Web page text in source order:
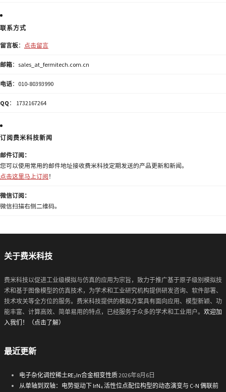
联系方式
留言板： 点击留言
邮箱：sales_at_fermitech.com.cn
电话：010-80393990
QQ ： 1732167264
订阅费米科技新闻
邮件订阅：
您可以使用常用的邮件地址接收费米科技定期发送的产品更新和新闻。
点击这里马上订阅 ！
微信订阅：
微信扫描右侧二维码。
关于费米科技
费米科技以促进工业级模拟与仿真的应用为宗旨，致力于推广基于原子级别模拟技
术和基于图像模型的仿真技术，为学术和工业研究机构提供研发咨询、软件部署、
技术攻关等全方位的服务。费米科技提供的模拟方案具有面向应用、模型新颖、功
能丰富、计算高效、简单易用的特点，已经服务于众多的学术和工业用户。 欢迎加
入我们！（点击了解）
最近更新
电子杂化调控稀土RE₂In合金相变性质2026年8月6日
从单轴到双轴：电势驱动下 IrN₄ 活性位点配位构型的动态演变与 C-N 偶联前